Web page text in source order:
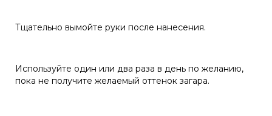
Тщательно вымойте руки после нанесения.
Используйте один или два раза в день по желанию,
пока не получите желаемый оттенок загара.